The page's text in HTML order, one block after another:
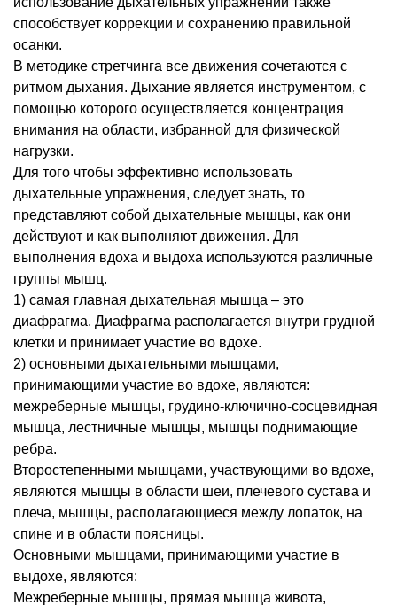
способствует коррекции и сохранению правильной
осанки.
В методике стретчинга все движения сочетаются с
ритмом дыхания. Дыхание является инструментом, с
помощью которого осуществляется концентрация
внимания на области, избранной для физической
нагрузки.
Для того чтобы эффективно использовать
дыхательные упражнения, следует знать, то
представляют собой дыхательные мышцы, как они
действуют и как выполняют движения. Для
выполнения вдоха и выдоха используются различные
группы мышц.
1) самая главная дыхательная мышца – это
диафрагма. Диафрагма располагается внутри грудной
клетки и принимает участие во вдохе.
2) основными дыхательными мышцами,
принимающими участие во вдохе, являются:
межреберные мышцы, грудино-ключично-сосцевидная
мышца, лестничные мышцы, мышцы поднимающие
ребра.
Второстепенными мышцами, участвующими во вдохе,
являются мышцы в области шеи, плечевого сустава и
плеча, мышцы, располагающиеся между лопаток, на
спине и в области поясницы.
Основными мышцами, принимающими участие в
выдохе, являются:
Межреберные мышцы, прямая мышца живота,